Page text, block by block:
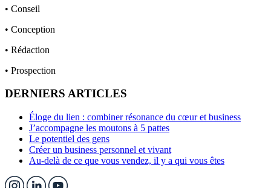
• Conseil
• Conception
• Rédaction
• Prospection
DERNIERS ARTICLES
Éloge du lien : combiner résonance du cœur et business
J’accompagne les moutons à 5 pattes
Le potentiel des gens
Créer un business personnel et vivant
Au-delà de ce que vous vendez, il y a qui vous êtes